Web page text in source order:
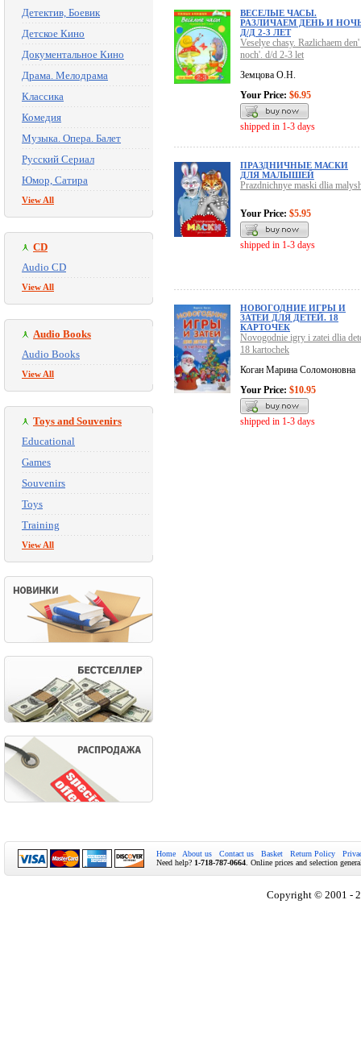
Детектив, Боевик
Детское Кино
Документальное Кино
Драма. Мелодрама
Классика
Комедия
Музыка. Опера. Балет
Русский Сериал
Юмор, Сатира
View All
CD
Audio CD
View All
Audio Books
Audio Books
View All
Toys and Souvenirs
Educational
Games
Souvenirs
Toys
Training
View All
ВЕСЕЛЫЕ ЧАСЫ.
РАЗЛИЧАЕМ ДЕНЬ И
Д/Д 2-3 ЛЕТ
Veselye chasy. Razlichaem
noch'. d/d 2-3 let
Земцова О.Н.
Your Price: $6.95
shipped in 1-3 days
ПРАЗДНИЧНЫЕ МАСКИ
ДЛЯ МАЛЫШЕЙ
Prazdnichnye maski dlia
Your Price: $5.95
shipped in 1-3 days
НОВОГОДНИЕ ИГРЫ И
ЗАТЕИ ДЛЯ ДЕТЕЙ. 18
КАРТОЧЕК
Novogodnie igry i zatei dlia
18 kartochek
Коган Марина Соломоновна
Your Price: $10.95
shipped in 1-3 days
Home About us Contact us Basket Return Policy
Need help? 1-718-787-0664 . Online prices and selection
Copyright © 2001 -